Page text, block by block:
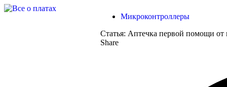
Микроконтроллеры
Статья: Аптечка первой помощи от
Share